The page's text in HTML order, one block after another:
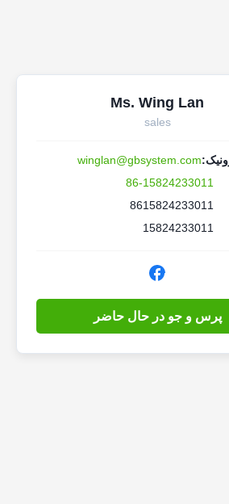
Ms. Wing Lan
sales
winglan@gbsystem.com
86-15824233011
8615824233011
15824233011
پرس و جو در حال حاضر